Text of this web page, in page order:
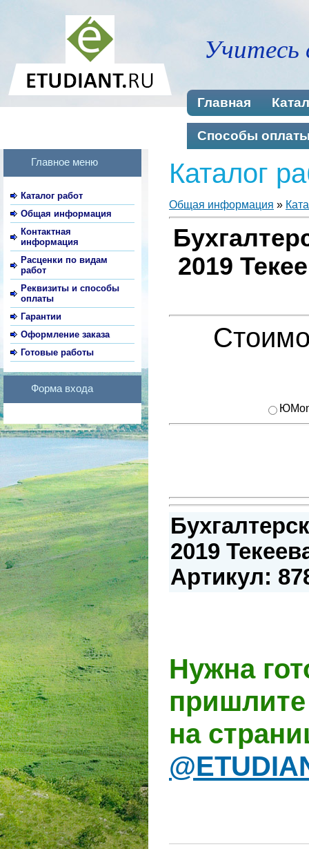
Учитесь
Главная
Способы
Главное меню
Каталог работ
Общая информация
Контактная
информация
Расценки по видам
работ
Реквизиты и способы
оплаты
Гарантии
Оформление заказа
Готовые работы
Форма входа
Каталог
Общая информация »
2019
2019
Артикул:
Нужна
на